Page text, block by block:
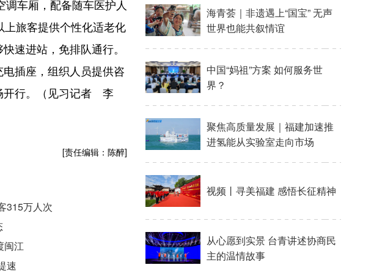
车厢，配备随车医护人
旅客提供个性化适老化
速进站，免排队通行。
插座，组织人员提供咨
开行。（见习记者 李
[责任编辑：陈醉]
315万人次
闽江
速